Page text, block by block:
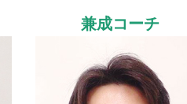
兼成コーチ